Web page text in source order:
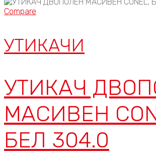
Compare
УТИКАЧИ
УТИКАЧ
МАСИВЕН
БЕЛ 304.0